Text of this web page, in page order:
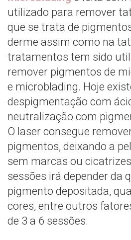
utilizado para remover
que se trata de
derme assim como na
tratamentos tem sido
remover pigmentos de
e microblading. Hoje
despigmentação com
neutralização com
O laser consegue
pigmentos, deixando a
sem marcas ou
sessões irá depender da
pigmento depositada,
cores, entre outros
de 3 a 6 sessões.